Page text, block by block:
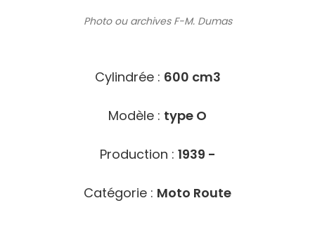
Photo ou archivesF-M. Dumas
Cylindrée : 600 cm3
Modèle : type O
Production : 1939 -
Catégorie : Moto Route